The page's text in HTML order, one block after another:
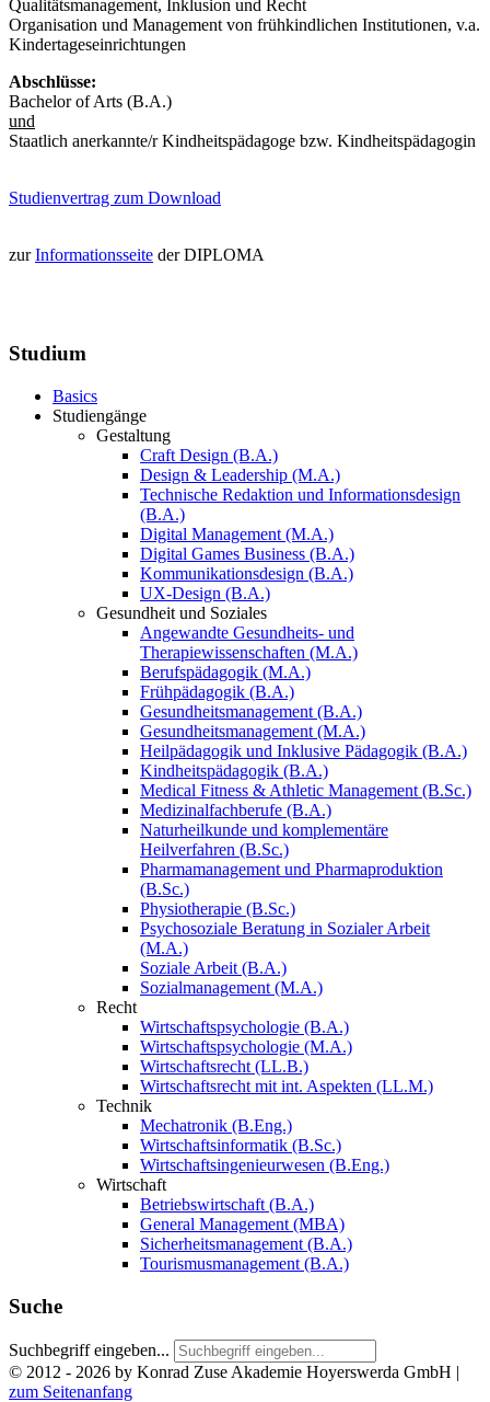
Qualitätsmanagement, Inklusion und Recht
Organisation und Management von frühkindlichen Institutionen, v.a.
Kindertageseinrichtungen
Abschlüsse:
Bachelor of Arts (B.A.)
und
Staatlich anerkannte/r Kindheitspädagoge bzw. Kindheitspädagogin
Studienvertrag zum Download
zurInformationsseite der DIPLOMA
Studium
Basics
Studiengänge
Gestaltung
Craft Design (B.A.)
Design & Leadership (M.A.)
Technische Redaktion und Informationsdesign
(B.A.)
Digital Management (M.A.)
Digital Games Business (B.A.)
Kommunikationsdesign (B.A.)
UX-Design (B.A.)
Gesundheit und Soziales
Angewandte Gesundheits- und
Therapiewissenschaften (M.A.)
Berufspädagogik (M.A.)
Frühpädagogik (B.A.)
Gesundheitsmanagement (B.A.)
Gesundheitsmanagement (M.A.)
Heilpädagogik und Inklusive Pädagogik (B.A.)
Kindheitspädagogik (B.A.)
Medical Fitness & Athletic Management (B.Sc.)
Medizinalfachberufe (B.A.)
Naturheilkunde und komplementäre
Heilverfahren (B.Sc.)
Pharmamanagement und Pharmaproduktion
(B.Sc.)
Physiotherapie (B.Sc.)
Psychosoziale Beratung in Sozialer Arbeit
(M.A.)
Soziale Arbeit (B.A.)
Sozialmanagement (M.A.)
Recht
Wirtschaftspsychologie (B.A.)
Wirtschaftspsychologie (M.A.)
Wirtschaftsrecht (LL.B.)
Wirtschaftsrecht mit int. Aspekten (LL.M.)
Technik
Mechatronik (B.Eng.)
Wirtschaftsinformatik (B.Sc.)
Wirtschaftsingenieurwesen (B.Eng.)
Wirtschaft
Betriebswirtschaft (B.A.)
General Management (MBA)
Sicherheitsmanagement (B.A.)
Tourismusmanagement (B.A.)
Suche
Suchbegriff eingeben...
© 2012 - 2026 by Konrad Zuse Akademie Hoyerswerda GmbH |
zum Seitenanfang